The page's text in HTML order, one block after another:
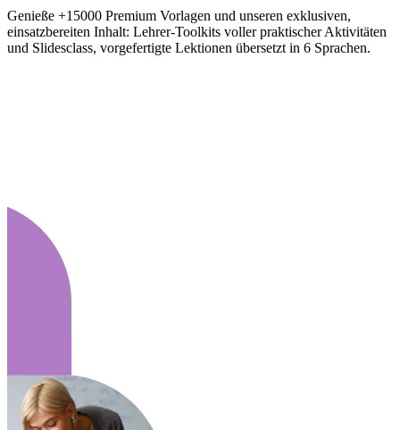
Genieße +15000 Premium Vorlagen und unseren exklusiven,
einsatzbereiten Inhalt: Lehrer-Toolkits voller praktischer Aktivitäten
und Slidesclass, vorgefertigte Lektionen übersetzt in 6 Sprachen.